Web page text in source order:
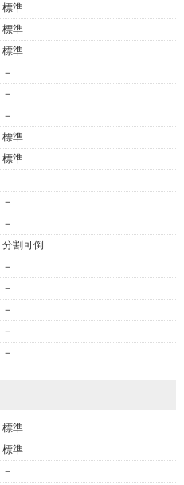
標準
標準
標準
－
－
－
標準
標準
－
－
分割可倒
－
－
－
－
－
標準
標準
－